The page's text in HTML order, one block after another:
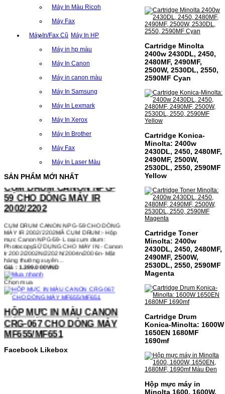
Máy In Màu Ricoh
Máy Fax
Máy In/Fax Cũ Máy In HP
Máy in hp màu
Máy In Canon
Máy in canon màu
Máy In Samsung
Máy In Lexmark
Máy In Xerox
Máy In Brother
Máy Fax
Máy In Laser Màu
SẢN PHẨM MỚI NHẤT
CỤM DRUM CANON NPG-
59 CHO DÒNG MÁY IR
2002/2202
CỤM DRUM CANON NPG-59 CHO DÒNG
MÁY IR 2002/2202MÃ CỤM DRUM:- Hộp
mực Canon NPG-59- Loại cụm drum:
PhotocopySỬ DỤNG CHO MÁY IN:- Canon
Ir 2002/2002N/2202N/2004n/2006n- Mặt
hàng thường xuyên…
Giá : 1.399.000VND
Chọn mua
HỘP MỰC IN MÀU CANON
CRG-067 CHO DÒNG MÁY
MF655/MF651
HỘP MỰC IN MÀU CANON CRG-067 CHO
DÒNG MÁY MF655/MF651MÃ HỘP MỰC:-
Canon CRG-067- Loại mực: Mực in laser
màuSỬ DỤNG CHO MÁY IN:- Canon LBP
Facebook Likebox
Cartridge Minolta
2400w 2430DL, 2450,
2480MF, 2490MF,
2500W, 2530DL, 2550,
2590MF Cyan
Cartridge Konica-
Minolta: 2400w
2430DL, 2450, 2480MF,
2490MF, 2500W,
2530DL, 2550, 2590MF
Yellow
Cartridge Toner
Minolta: 2400w
2430DL, 2450, 2480MF,
2490MF, 2500W,
2530DL, 2550, 2590MF
Magenta
Cartridge Drum
Konica-Minolta: 1600W
1650EN 1680MF
1690mf
Hộp mực máy in
Minolta 1600, 1600W,